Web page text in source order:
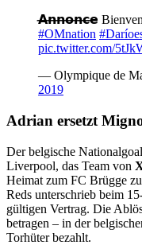
𝗔̶𝗻̶𝗻̶𝗼̶𝗻̶𝗰̶𝗲̶
#OMnation
pic.twitter.com/
— Olympique de
2019
Adrian ersetzt
Der belgische
Liverpool, das Team von
Heimat zum FC Brügge
Reds unterschrieb beim
gültigen Vertrag. Die
betragen – in der
Torhüter bezahlt.